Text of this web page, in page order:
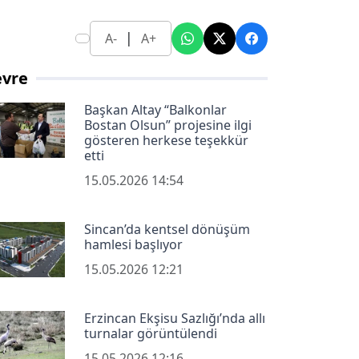
A- | A+
Başkan Altay “Balkonlar
Bostan Olsun” projesine ilgi
gösteren herkese teşekkür
etti
15.05.2026 14:54
Sincan’da kentsel dönüşüm
hamlesi başlıyor
15.05.2026 12:21
Erzincan Ekşisu Sazlığı’nda allı
turnalar görüntülendi